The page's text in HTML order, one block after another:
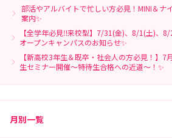
部活やアルバイトで忙しい方必見！MINI＆ナ
案内✨
【全学年必見‼来校型】7/31(金)、8/1(土)、
オープンキャンパスのお知らせ✨
【新高校3年生＆既卒・社会人の方必見！】7
生セミナー開催～特待生合格への近道～！✨
月別一覧